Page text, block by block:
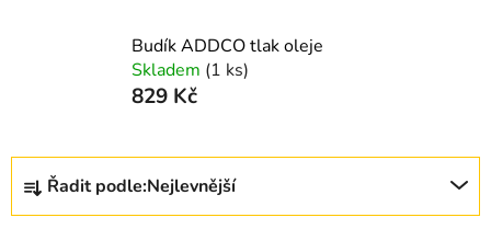
Budík ADDCO tlak oleje
Skladem (1 ks)
829 Kč
Ř
Řadit podle:Nejlevnější